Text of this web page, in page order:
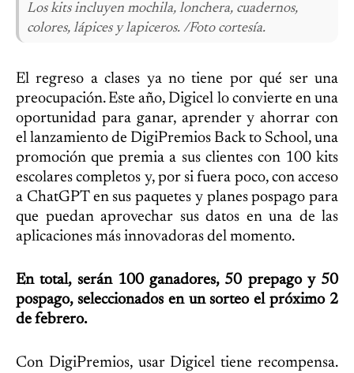
Los kits incluyen mochila, lonchera, cuadernos,
colores, lápices y lapiceros. /Foto cortesía.
El regreso a clases ya no tiene por qué ser una
preocupación. Este año, Digicel lo convierte en una
oportunidad para ganar, aprender y ahorrar con
el lanzamiento de DigiPremios Back to School, una
promoción que premia a sus clientes con 100 kits
escolares completos y, por si fuera poco, con acceso
a ChatGPT en sus paquetes y planes pospago para
que puedan aprovechar sus datos en una de las
aplicaciones más innovadoras del momento.
En total, serán 100 ganadores, 50 prepago y 50
pospago, seleccionados en un sorteo el próximo 2
de febrero.
Con DigiPremios, usar Digicel tiene recompensa.